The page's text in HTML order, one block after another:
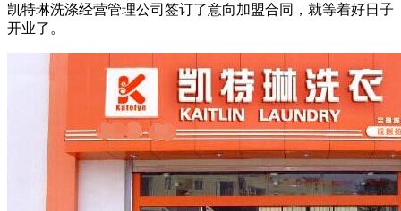
凯特琳洗涤经营管理公司签订了意向加盟合同，就等着好日子
开业了。